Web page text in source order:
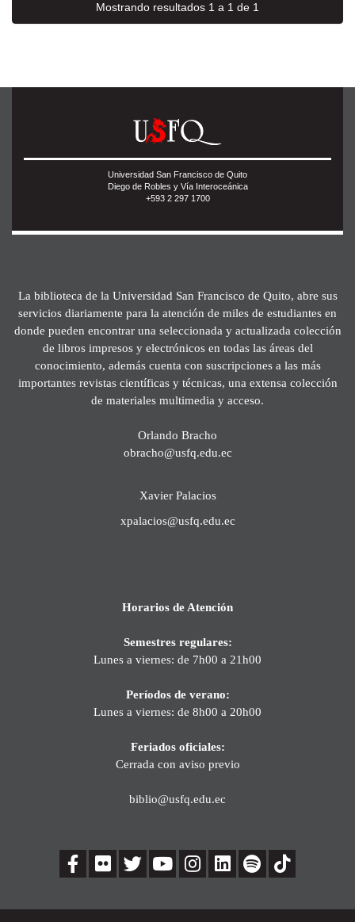
Mostrando resultados 1 a 1 de 1
Universidad San Francisco de Quito
Diego de Robles y Vía Interoceánica
+593 2 297 1700
La biblioteca de la Universidad San Francisco de Quito, abre sus
servicios diariamente para la atención de miles de estudiantes en
donde pueden encontrar una seleccionada y actualizada colección
de libros impresos y electrónicos en todas las áreas del
conocimiento, además cuenta con suscripciones a las más
importantes revistas científicas y técnicas, una extensa colección
de materiales multimedia y acceso.
Orlando Bracho
obracho@usfq.edu.ec
Xavier Palacios
xpalacios@usfq.edu.ec
Horarios de Atención
Semestres regulares:
Lunes a viernes: de 7h00 a 21h00
Períodos de verano:
Lunes a viernes: de 8h00 a 20h00
Feriados oficiales:
Cerrada con aviso previo
biblio@usfq.edu.ec